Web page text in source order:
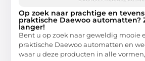
Op zoek naar prachtige en
praktische Daewoo automatten?
langer!
Bent u op zoek naar geweldig mooie
praktische Daewoo automatten en
waar u deze producten in alle vormen,